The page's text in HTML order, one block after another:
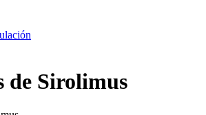
de Sirolimus